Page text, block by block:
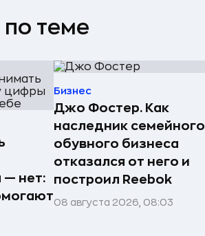
теме
— нет:
Бизнес
Джо Фостер. Как
наследник семейного
обувного бизнеса
отказался от него и
построил Reebok
08 августа 2026, 08:03